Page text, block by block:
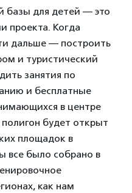
базы для детей — это
проекта. Когда
дальше — построить
и туристический
занятия по
и бесплатные
в центре
будет открыт
площадок в
все было собрано в
как нам